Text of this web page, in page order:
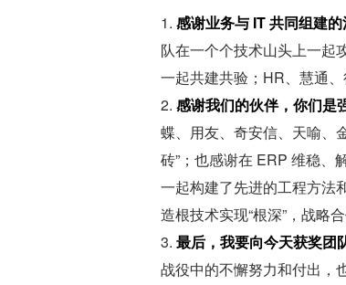
1. 感谢业务与 IT 共同组建
队在一个个技术山头上一起
一起共建共验；HR、慧通
2. 感谢我们的伙伴，你们是
蝶、用友、奇安信、天喻、
砖”；也感谢在 ERP 维稳、
一起构建了先进的工程方法
造根技术实现“根深”，战略
3. 最后，我要向今天获奖团
战役中的不懈努力和付出，